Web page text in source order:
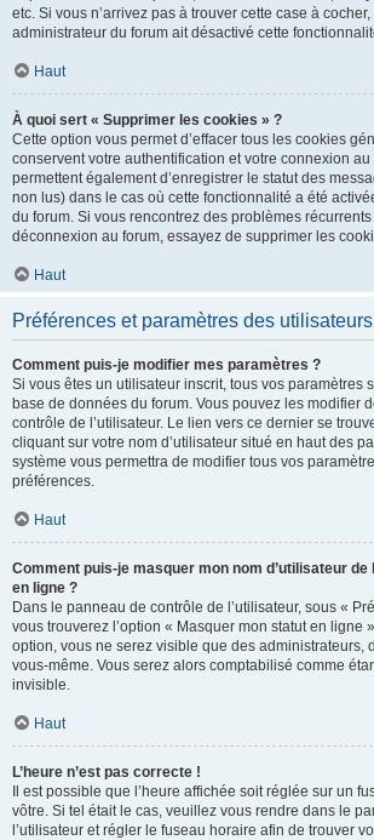
etc. Si vous n’arrivez pas à trouver cette case à
administrateur du forum ait désactivé cette
Haut
À quoi sert « Supprimer les cookies » ?
Cette option vous permet d’effacer tous les cookies
conservent votre authentification et votre connexion
permettent également d’enregistrer le statut des
non lus) dans le cas où cette fonctionnalité a été
du forum. Si vous rencontrez des problèmes
déconnexion au forum, essayez de supprimer les
Haut
Préférences et paramètres des utilisateurs
Comment puis-je modifier mes paramètres ?
Si vous êtes un utilisateur inscrit, tous vos paramètres
base de données du forum. Vous pouvez les modifier
contrôle de l’utilisateur. Le lien vers ce dernier se
cliquant sur votre nom d’utilisateur situé en haut des
système vous permettra de modifier tous vos
préférences.
Haut
Comment puis-je masquer mon nom d’utilisateur
en ligne ?
Dans le panneau de contrôle de l’utilisateur, sous «
vous trouverez l’option « Masquer mon statut en ligne
option, vous ne serez visible que des administrateurs,
vous-même. Vous serez alors comptabilisé comme
invisible.
Haut
L’heure n’est pas correcte !
Il est possible que l’heure affichée soit réglée sur un
vôtre. Si tel était le cas, veuillez vous rendre dans le
l’utilisateur et régler le fuseau horaire afin de trouver